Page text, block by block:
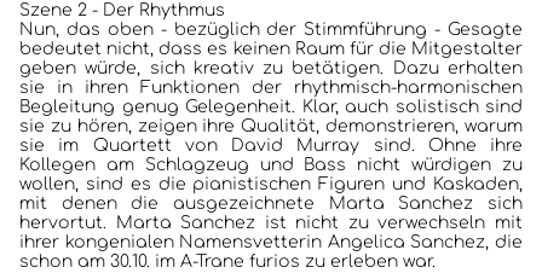
Szene 2 - Der Rhythmus
Nun, das oben - bezüglich der Stimmführung - Gesagte
bedeutet nicht, dass es keinen Raum für die Mitgestalter
geben würde, sich kreativ zu betätigen. Dazu erhalten
sie in ihren Funktionen der rhythmisch-harmonischen
Begleitung genug Gelegenheit. Klar, auch solistisch sind
sie zu hören, zeigen ihre Qualität, demonstrieren, warum
sie im Quartett von David Murray sind. Ohne ihre
Kollegen am Schlagzeug und Bass nicht würdigen zu
wollen, sind es die pianistischen Figuren und Kaskaden,
mit denen die ausgezeichnete Marta Sanchez sich
hervortut. Marta Sanchez ist nicht zu verwechseln mit
ihrer kongenialen Namensvetterin Angelica Sanchez, die
schon am 30.10. im A-Trane furios zu erleben war.